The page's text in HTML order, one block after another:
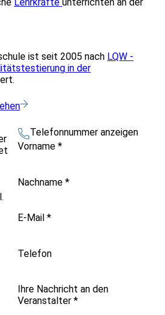
ist seit 2005 nach LQW -
in der
Telefonnummer anzeigen
Vorname *
Nachname *
E-Mail *
Telefon
Ihre Nachricht an den
Veranstalter *